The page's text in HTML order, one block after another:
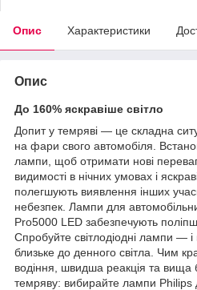
Опис Характеристики
Опис
До 160% яскравіше світло
Допит у темряві — це складна
на фари свого автомобіля.
лампи, щоб отримати нові
видимості в нічних умовах і
полегшують виявлення інших
небезпек. Лампи для
Pro5000 LED забезпечують
Спробуйте світлодіодні лампи — і
близьке до денного світла. Чим
водіння, швидша реакція та
темряву: вибирайте лампи Philips